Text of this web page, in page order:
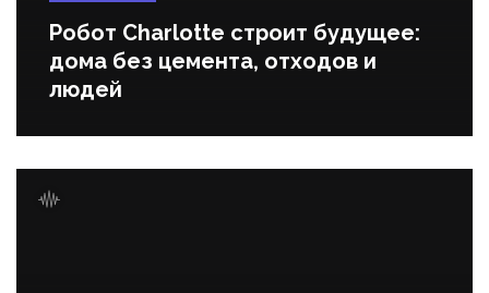
Робот Charlotte строит будущее:
дома без цемента, отходов и
людей